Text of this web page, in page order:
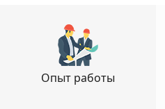
Опыт работы